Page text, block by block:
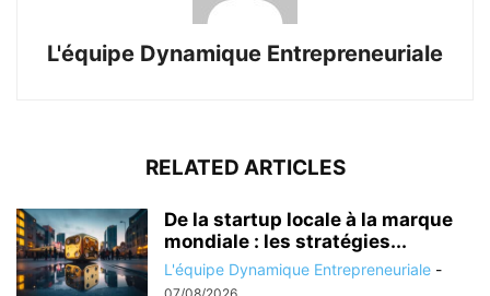
L'équipe Dynamique Entrepreneuriale
RELATED ARTICLES
De la startup locale à la marque
mondiale : les stratégies...
L'équipe Dynamique Entrepreneuriale -